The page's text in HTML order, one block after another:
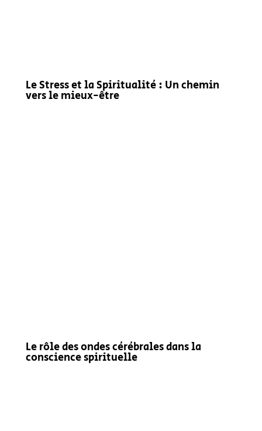
Le Stress et la Spiritualité : Un chemin
vers le mieux-être
Le rôle des ondes cérébrales dans la
conscience spirituelle